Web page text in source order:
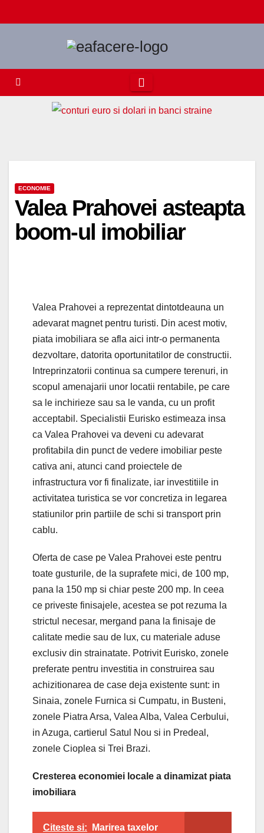
to
ECONOMIE
Valea Prahovei asteapta
boom-ul imobiliar
Valea Prahovei a reprezentat dintotdeauna un
adevarat magnet pentru turisti. Din acest motiv,
piata imobiliara se afla aici intr-o permanenta
dezvoltare, datorita oportunitatilor de constructii.
Intreprinzatorii continua sa cumpere terenuri, in
scopul amenajarii unor locatii rentabile, pe care
sa le inchirieze sau sa le vanda, cu un profit
acceptabil. Specialistii Eurisko estimeaza insa
ca Valea Prahovei va deveni cu adevarat
profitabila din punct de vedere imobiliar peste
cativa ani, atunci cand proiectele de
infrastructura vor fi finalizate, iar investitiile in
activitatea turistica se vor concretiza in legarea
statiunilor prin partiile de schi si transport prin
cablu.
Oferta de case pe Valea Prahovei este pentru
toate gusturile, de la suprafete mici, de 100 mp,
pana la 150 mp si chiar peste 200 mp. In ceea
ce priveste finisajele, acestea se pot rezuma la
strictul necesar, mergand pana la finisaje de
calitate medie sau de lux, cu materiale aduse
exclusiv din strainatate. Potrivit Eurisko, zonele
preferate pentru investitia in construirea sau
achizitionarea de case deja existente sunt: in
Sinaia, zonele Furnica si Cumpatu, in Busteni,
zonele Piatra Arsa, Valea Alba, Valea Cerbului,
in Azuga, cartierul Satul Nou si in Predeal,
zonele Cioplea si Trei Brazi.
Cresterea economiei locale a dinamizat piata
imobiliara
Citeste si:
Marirea taxelor